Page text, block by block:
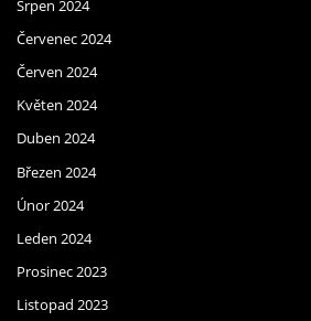
Srpen 2024
Červenec 2024
Červen 2024
Květen 2024
Duben 2024
Březen 2024
Únor 2024
Leden 2024
Prosinec 2023
Listopad 2023